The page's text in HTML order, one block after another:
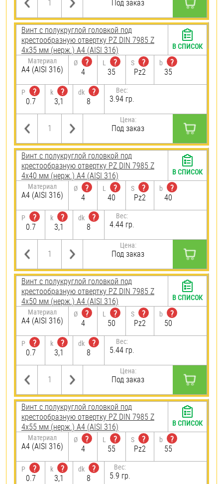
Под заказ
Винт с полукруглой головкой под
крестообразную отвертку PZ DIN 7985 Z
4х35 мм (нерж.) A4 (AISI 316)
Материал
A4 (AISI 316)
Ø
?
4
L
?
35
S
?
Pz2
b
?
35
P
?
0.7
k
?
3,1
dk
?
8
Вес:
3.94 гр.
Цена:
Под заказ
В СПИСОК
Винт с полукруглой головкой под
крестообразную отвертку PZ DIN 7985 Z
4х40 мм (нерж.) A4 (AISI 316)
Материал
A4 (AISI 316)
Ø
?
4
L
?
40
S
?
Pz2
b
?
40
P
?
0.7
k
?
3,1
dk
?
8
Вес:
4.44 гр.
Цена:
Под заказ
В СПИСОК
Винт с полукруглой головкой под
крестообразную отвертку PZ DIN 7985 Z
4х50 мм (нерж.) A4 (AISI 316)
Материал
A4 (AISI 316)
Ø
?
4
L
?
50
S
?
Pz2
b
?
50
P
?
0.7
k
?
3,1
dk
?
8
Вес:
5.44 гр.
Цена:
Под заказ
В СПИСОК
Винт с полукруглой головкой под
крестообразную отвертку PZ DIN 7985 Z
4х55 мм (нерж.) A4 (AISI 316)
Материал
A4 (AISI 316)
Ø
?
4
L
?
55
S
?
Pz2
b
?
55
P
?
0.7
k
?
3,1
dk
?
8
Вес:
5.9 гр.
В СПИСОК